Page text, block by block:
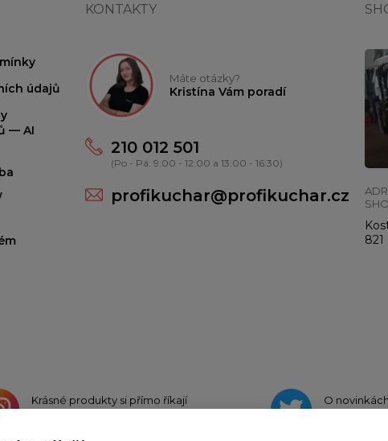
údajů
— AI
KONTAKTY
Máte otázky?
Kristína Vám poradí
210 012 501
(Po - Pá: 9:00 - 12:00 a 13:00 - 16:30)
profikuchar@profikuchar.cz
Krásné produkty si přímo říkají O